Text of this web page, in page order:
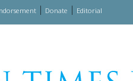
| Donate Editorial